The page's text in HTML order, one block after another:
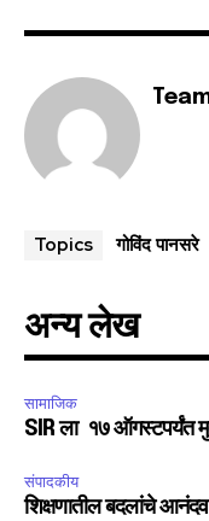
Topics गोविंद पानसरे
अन्य लेख
सामाजिक
SIR ला १७ ऑगस्टपर्यंत
संपादकीय
शिक्षणातील बदलांचे